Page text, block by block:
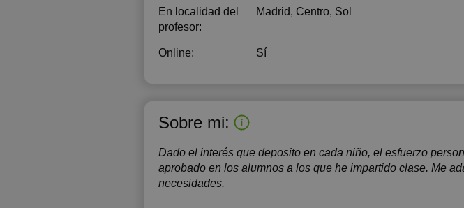
En localidad del
profesor:
Madrid, Centro, Sol
Online: Sí
Sobre mi:
Dado el interés que deposito en cada niño, el esfuerzo
aprobado en los alumnos a los que he impartido clase. Me
necesidades.